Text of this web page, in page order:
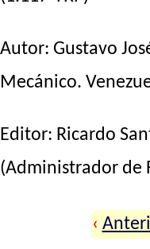
Autor: Gustavo
Mecánico.
Editor: Ricardo
(Administrador de
‹